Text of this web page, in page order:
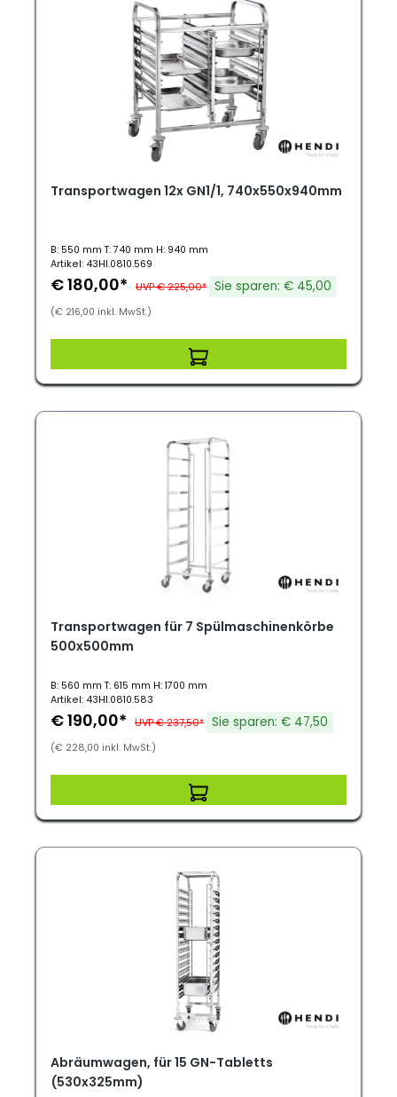
Transportwagen 12x GN1/1, 740x550x940mm
B: 550 mm T: 740 mm H: 940 mm
Artikel: 43HI.0810.569
€ 180,00* UVP € 225,00* Sie sparen: € 45,00
(€ 216,00 inkl. MwSt.)
Transportwagen für 7 Spülmaschinenkörbe
500x500mm
B: 560 mm T: 615 mm H: 1700 mm
Artikel: 43HI.0810.583
€ 190,00* UVP € 237,50* Sie sparen: € 47,50
(€ 228,00 inkl. MwSt.)
Abräumwagen, für 15 GN-Tabletts
(530x325mm)